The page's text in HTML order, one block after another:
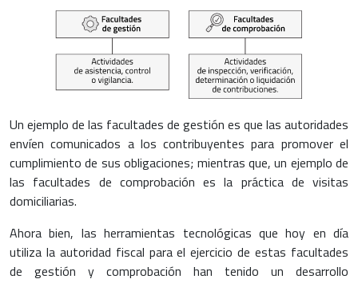
Un ejemplo de las facultades de gestión es que las autoridades
envíen comunicados a los contribuyentes para promover el
cumplimiento de sus obligaciones; mientras que, un ejemplo de
las facultades de comprobación es la práctica de visitas
domiciliarias.
Ahora bien, las herramientas tecnológicas que hoy en día
utiliza la autoridad fiscal para el ejercicio de estas facultades
de gestión y comprobación han tenido un desarrollo